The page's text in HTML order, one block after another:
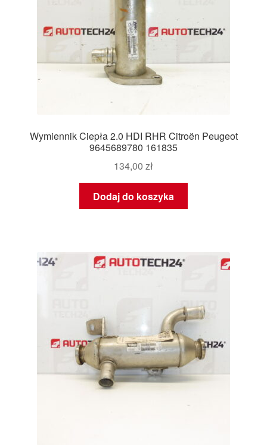
Skarga
Wózek
Wymiennik Ciepła 2.0 HDI RHR Citroën Peugeot
9645689780 161835
134,00 zł
Dodaj do koszyka